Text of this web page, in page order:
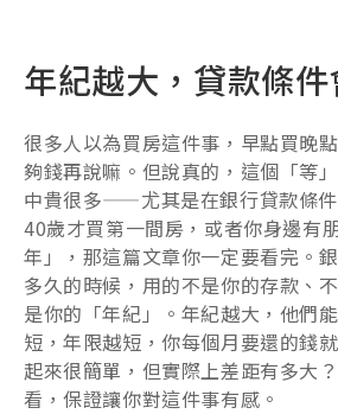
年紀越大，貸款條
很多人以為買房這件事，早點買晚
夠錢再說嘛。但說真的，這個「等
中貴很多——尤其是在銀行貸款條
40歲才買第一間房，或者你身邊有
年」，那這篇文章你一定要看完。
多久的時候，用的不是你的存款、
是你的「年紀」。年紀越大，他們
短，年限越短，你每個月要還的錢
起來很簡單，但實際上差距有多大
看，保證讓你對這件事有感。